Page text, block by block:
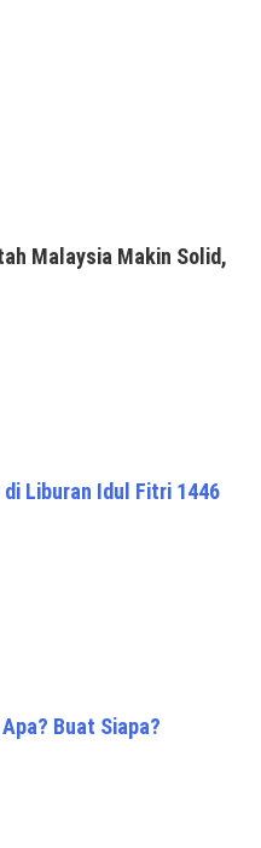
Malaysia Makin Solid,
Liburan Idul Fitri 1446
Buat Siapa?